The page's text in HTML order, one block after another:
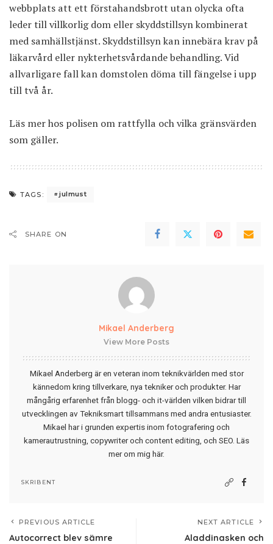
webbplats att ett förstahandsbrott utan olycka ofta
leder till villkorlig dom eller skyddstillsyn kombinerat
med samhällstjänst. Skyddstillsyn kan innebära krav på
läkarvård eller nykterhetsvårdande behandling. Vid
allvarligare fall kan domstolen döma till fängelse i upp
till två år.
Läs mer hos polisen om rattfylla och vilka gränsvärden
som gäller.
TAGS: julmust
SHARE ON
Mikael Anderberg
View More Posts
Mikael Anderberg är en veteran inom teknikvärlden med stor
kännedom kring tillverkare, nya tekniker och produkter. Har
mångårig erfarenhet från blogg- och it-världen vilken bidrar till
utvecklingen av Tekniksmart tillsammans med andra entusiaster.
Mikael har i grunden expertis inom fotografering och
kamerautrustning, copywriter och content editing, och SEO. Läs
mer om mig här.
SKRIBENT
PREVIOUS ARTICLE
Autocorrect blev sämre
NEXT ARTICLE
Aladdinasken och